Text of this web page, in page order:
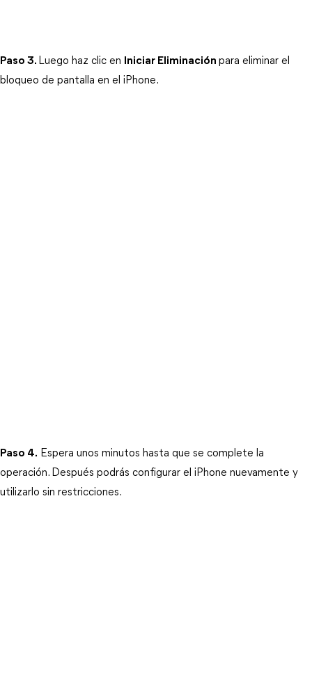
Paso 3. Luego haz clic en Iniciar Eliminación para eliminar el
bloqueo de pantalla en el iPhone.
Paso 4. Espera unos minutos hasta que se complete la
operación. Después podrás configurar el iPhone nuevamente y
utilizarlo sin restricciones.